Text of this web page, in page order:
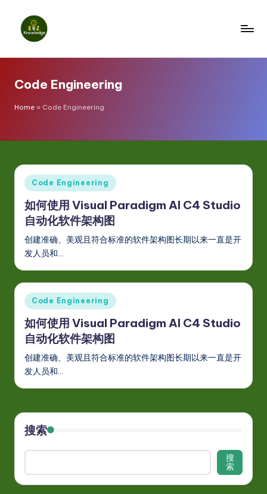
K
n
l
e
d
g
e
S
i
m
p
li
fi
e
C
hi
e
Code Engineering
Home » Code Engineering
Posted
in
Code Engineering
如何使用 Visual Paradigm AI C4 Studio
自动化软件架构图
创建准确、美观且符合标准的软件架构图长期以来一直是开
发人员和…
Posted
in
Code Engineering
如何使用 Visual Paradigm AI C4 Studio
自动化软件架构图
创建准确、美观且符合标准的软件架构图长期以来一直是开
发人员和…
搜索
搜
索